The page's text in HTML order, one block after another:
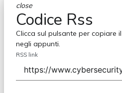
close
Codice Rss
Clicca sul pulsante per copiare il
negli appunti.
RSS link